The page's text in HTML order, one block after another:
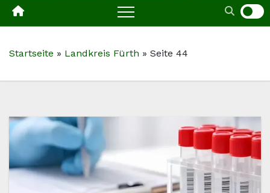
Startseite » Landkreis Fürth » Seite 44